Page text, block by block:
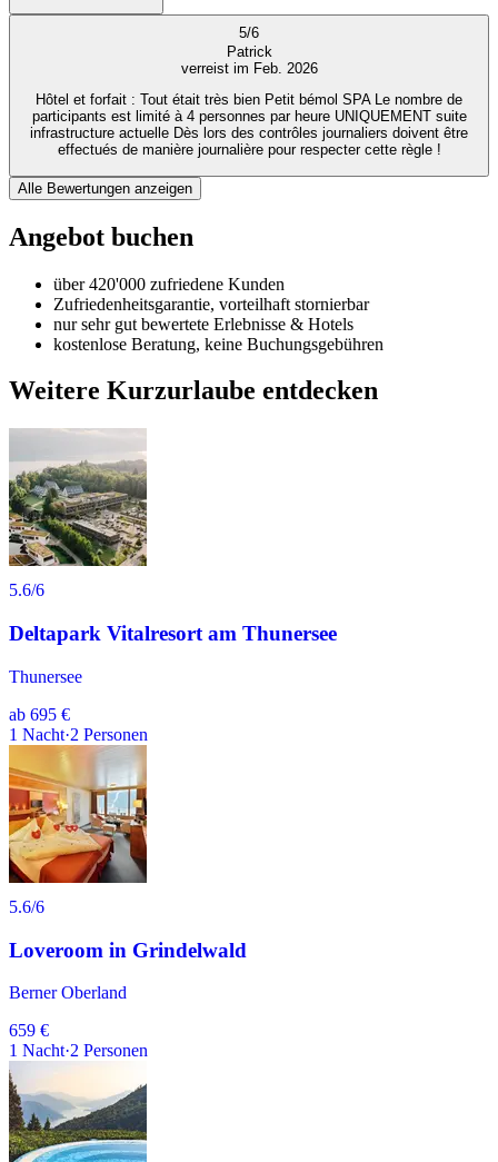
5/6
Patrick
verreist im Feb. 2026
Hôtel et forfait : Tout était très bien Petit bémol SPA Le nombre de
participants est limité à 4 personnes par heure UNIQUEMENT suite
infrastructure actuelle Dès lors des contrôles journaliers doivent être
effectués de manière journalière pour respecter cette règle !
Alle Bewertungen anzeigen
Angebot buchen
über 420'000 zufriedene Kunden
Zufriedenheitsgarantie, vorteilhaft stornierbar
nur sehr gut bewertete Erlebnisse & Hotels
kostenlose Beratung, keine Buchungsgebühren
Weitere Kurzurlaube entdecken
5.6/6
Deltapark Vitalresort am Thunersee
Thunersee
ab 695 €
1 Nacht·2 Personen
5.6/6
Loveroom in Grindelwald
Berner Oberland
659 €
1 Nacht·2 Personen